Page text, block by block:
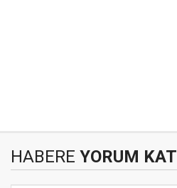
HABERE YORUM KAT